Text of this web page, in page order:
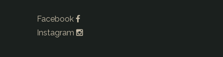
Facebook
Instagram